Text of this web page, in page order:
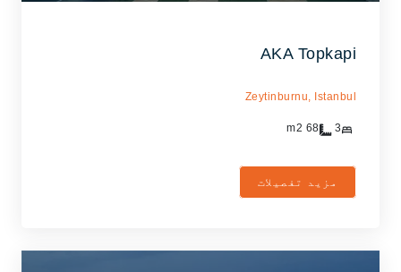
AKA Topkapi
Zeytinburnu, Istanbul
3
68
مزید تفصیلات